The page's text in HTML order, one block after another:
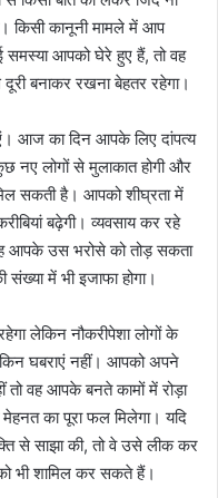
किसी कानूनी मामले में आप
समस्या आपको घेरे हुए हैं, तो वह
बनाकर रखना बेहतर रहेगा।
आज का दिन आपके लिए दांपत्य
लोगों से मुलाकात होगी और
सकती है। आपको शीघ्रता में
बढ़ेगी। व्यवसाय कर रहे
आपके उस भरोसे को तोड़ सकता
में भी इजाफा होगा।
लेकिन नौकरीपेशा लोगों के
घबराएं नहीं। आपको अपने
तो वह आपके बनते कामों में रोड़ा
का पूरा फल मिलेगा। यदि
से साझा की, तो वे उसे लीक कर
भी शामिल कर सकते हैं।